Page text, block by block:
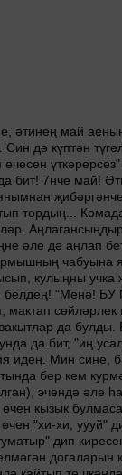
әтинең май
Син дә күптән
бит! 7нче май!
тордың...
әле дә аңлап
чабуына
кулыңны учка
белдең! "Менә!
сөйләрлек
да булды.
да бит, "иң
идең. Мин сине,
бер кем
эчендә әле
кызык
"хи-хи, уууй"
дип
догаларын